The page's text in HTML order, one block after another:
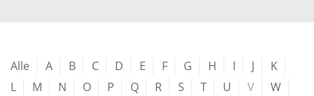
Alle A B C D E F G H I J
K
L
M N O P Q R S T U V
W